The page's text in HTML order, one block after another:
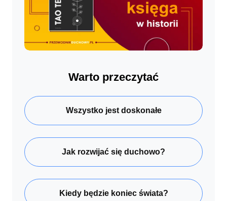
Warto przeczytać
Wszystko jest doskonałe
Jak rozwijać się duchowo?
Kiedy będzie koniec świata?